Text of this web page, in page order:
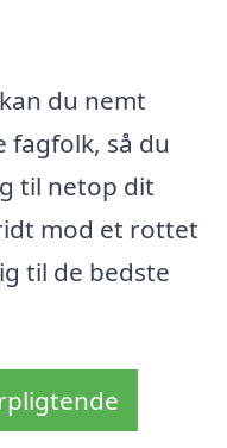
du nemt
fagfolk, så du
til netop dit
mod et rottet
til de bedste